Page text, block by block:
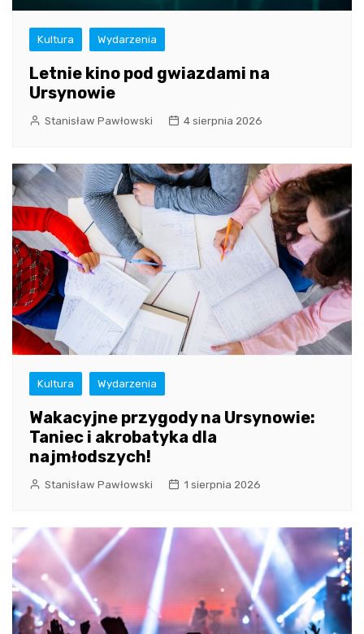
Kultura Wydarzenia
Letnie kino pod gwiazdami na
Ursynowie
Stanisław Pawłowski 4 sierpnia 2026
Kultura Wydarzenia
Wakacyjne przygody na Ursynowie:
Taniec i akrobatyka dla
najmłodszych!
Stanisław Pawłowski 1 sierpnia 2026